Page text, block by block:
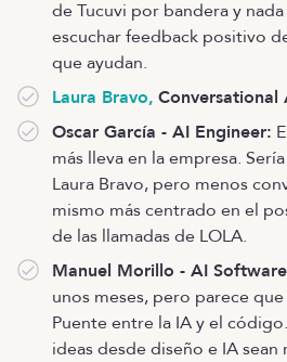
de Tucuvi por bandera y
escuchar feedback positivo
que ayudan.
Laura Bravo, Conversational
Oscar García - AI Engineer:
más lleva en la empresa.
Laura Bravo, pero menos
mismo más centrado en el
de las llamadas de LOLA.
Manuel Morillo - AI
unos meses, pero parece
Puente entre la IA y el
ideas desde diseño e IA sean